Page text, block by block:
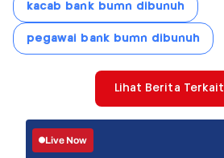
kacab bank bumn dibunuh
pegawai bank bumn dibunuh
Lihat Berita Terkait
Live Now